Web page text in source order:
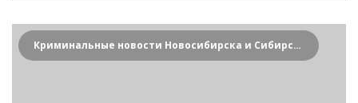
Криминальные новости Новосибирска и Сибирского региона